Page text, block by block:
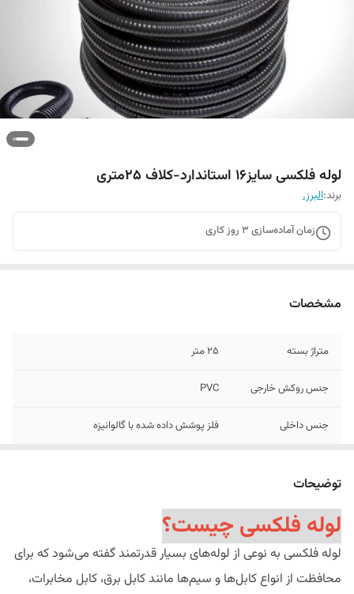
لوله فلکسی سایز16 استاندارد-کلاف 25متری
برند:البرز.
زمان آماده‌سازی 3 روز کاری
مشخصات
متراژ بسته 25 متر
جنس روکش خارجی PVC
جنس داخلی فلز پوشش داده شده با گالوانیزه
توضیحات
لوله فلکسی چیست؟
لوله فلکسی به نوعی از لوله‌های بسیار قدرتمند گفته می‌شود که برای
محافظت از انواع کابل‌ها و سیم‌ها مانند کابل برق، کابل مخابرات،